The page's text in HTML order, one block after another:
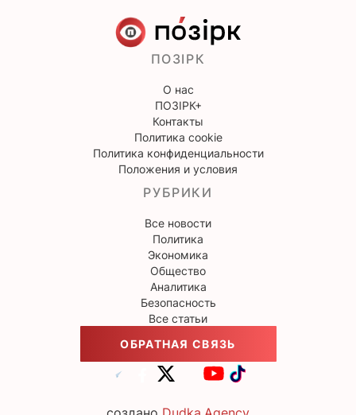
ПОЗІРК
О нас
ПОЗІРК+
Контакты
Политика cookie
Политика конфиденциальности
Положения и условия
РУБРИКИ
Все новости
Политика
Экономика
Общество
Аналитика
Безопасность
Все статьи
ОБРАТНАЯ СВЯЗЬ